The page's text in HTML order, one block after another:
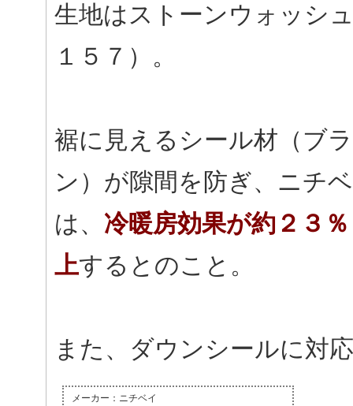
生地はストーンウォッシ
１５７）。
裾に見えるシール材（ブ
ン）が隙間を防ぎ、ニチ
は、 冷暖房効果が約２３
上するとのこと。
また、ダウンシールに対
メーカー：ニチベイ